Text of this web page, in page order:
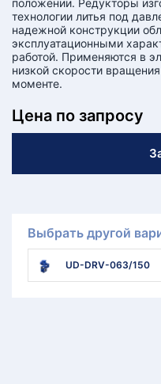
положении. Редукторы
технологии литья под
надежной конструкции
эксплуатационными
работой. Применяются в
низкой скорости
моменте.
Цена по запросу
Выбрать другой
UD-DRV-063/150